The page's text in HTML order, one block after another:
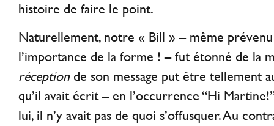
histoire de faire le point.
Naturellement, notre « Bill » – même
l’importance de la forme ! – fut étonné de la
réceptionde son message put être tellement
qu’il avait écrit – en l’occurrence “Hi
lui, il n’y avait pas de quoi s’offusquer. Au